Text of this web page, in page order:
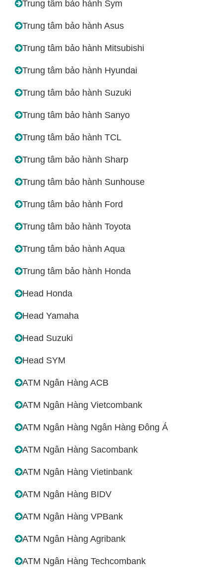
Trung tâm bảo hành Sym
Trung tâm bảo hành Asus
Trung tâm bảo hành Mitsubishi
Trung tâm bảo hành Hyundai
Trung tâm bảo hành Suzuki
Trung tâm bảo hành Sanyo
Trung tâm bảo hành TCL
Trung tâm bảo hành Sharp
Trung tâm bảo hành Sunhouse
Trung tâm bảo hành Ford
Trung tâm bảo hành Toyota
Trung tâm bảo hành Aqua
Trung tâm bảo hành Honda
Head Honda
Head Yamaha
Head Suzuki
Head SYM
ATM Ngân Hàng ACB
ATM Ngân Hàng Vietcombank
ATM Ngân Hàng Ngân Hàng Đông Á
ATM Ngân Hàng Sacombank
ATM Ngân Hàng Vietinbank
ATM Ngân Hàng BIDV
ATM Ngân Hàng VPBank
ATM Ngân Hàng Agribank
ATM Ngân Hàng Techcombank